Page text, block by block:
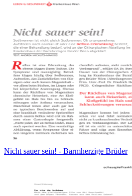
Nicht sauer sein! - Barmherzige Brüder